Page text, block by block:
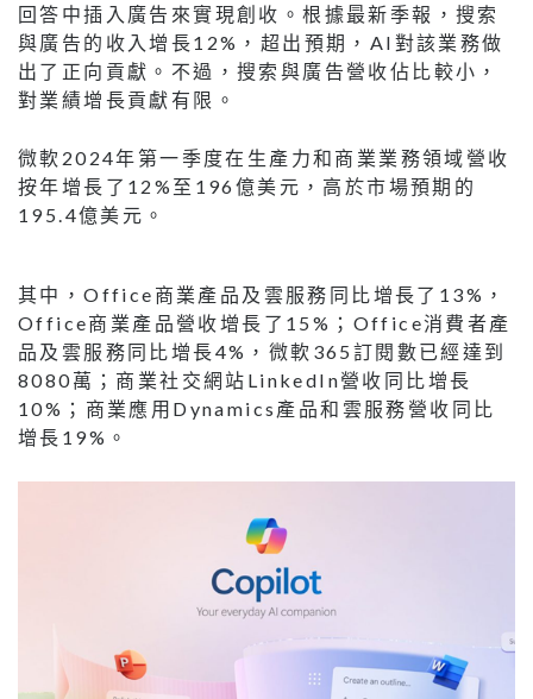
回答中插入廣告來實現創收。根據最新季報，搜索
與廣告的收入增長12%，超出預期，AI對該業務做
出了正向貢獻。不過，搜索與廣告營收佔比較小，
對業績增長貢獻有限。
微軟2024年第一季度在生產力和商業業務領域營收
按年增長了12%至196億美元，高於市場預期的
195.4億美元。
其中，Office商業產品及雲服務同比增長了13%，
Office商業產品營收增長了15%；Office消費者產
品及雲服務同比增長4%，微軟365訂閱數已經達到
8080萬；商業社交網站LinkedIn營收同比增長
10%；商業應用Dynamics產品和雲服務營收同比
增長19%。